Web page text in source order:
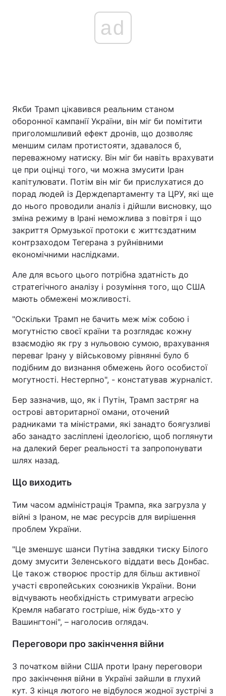
ad
Якби Трамп цікавився реальним станом
оборонної кампанії України, він міг би помітити
приголомшливий ефект дронів, що дозволяє
меншим силам протистояти, здавалося б,
переважному натиску. Він міг би навіть врахувати
це при оцінці того, чи можна змусити Іран
капітулювати. Потім він міг би прислухатися до
порад людей із Держдепартаменту та ЦРУ, які ще
до нього проводили аналіз і дійшли висновку, що
зміна режиму в Ірані неможлива з повітря і що
закриття Ормузької протоки є життєздатним
контрзаходом Тегерана з руйнівними
економічними наслідками.
Але для всього цього потрібна здатність до
стратегічного аналізу і розуміння того, що США
мають обмежені можливості.
"Оскільки Трамп не бачить меж між собою і
могутністю своєї країни та розглядає кожну
взаємодію як гру з нульовою сумою, врахування
переваг Ірану у військовому рівнянні було б
подібним до визнання обмежень його особистої
могутності. Нестерпно", - констатував журналіст.
Бер зазначив, що, як і Путін, Трамп застряг на
острові авторитарної омани, оточений
радниками та міністрами, які занадто боягузливі
або занадто засліплені ідеологією, щоб поглянути
на далекий берег реальності та запропонувати
шлях назад.
Що виходить
Тим часом адміністрація Трампа, яка загрузла у
війні з Іраном, не має ресурсів для вирішення
проблем України.
"Це зменшує шанси Путіна завдяки тиску Білого
дому змусити Зеленського віддати весь Донбас.
Це також створює простір для більш активної
участі європейських союзників України. Вони
відчувають необхідність стримувати агресію
Кремля набагато гостріше, ніж будь-хто у
Вашингтоні", – наголосив оглядач.
Переговори про закінчення війни
З початком війни США проти Ірану переговори
про закінчення війни в Україні зайшли в глухий
кут. З кінця лютого не відбулося жодної зустрічі з